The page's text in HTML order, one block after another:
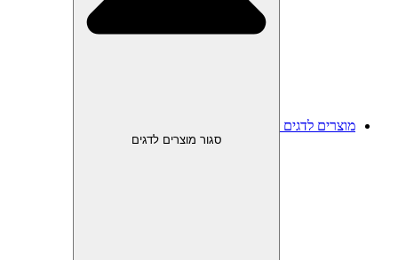
מוצרים לדגים
סגור מוצרים לדגים